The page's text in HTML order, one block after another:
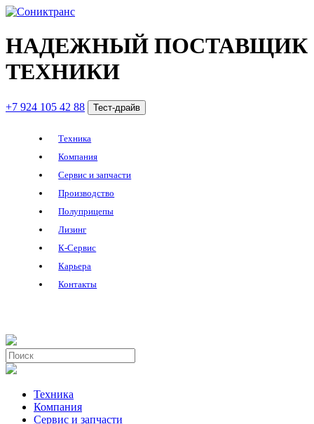
НАДЕЖНЫЙ ПОСТАВЩИК
ТЕХНИКИ
+7 924 105 42 88 Тест-драйв
Техника
Компания
Сервис и запчасти
Производство
Полуприцепы
Лизинг
К-Сервис
Карьера
Контакты
Техника
Компания
Сервис и запчасти